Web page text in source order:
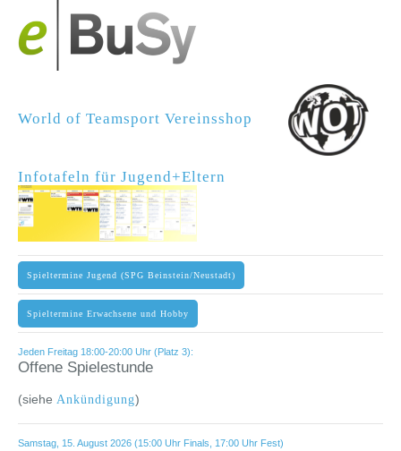
World of Teamsport Vereinsshop
Infotafeln für Jugend+Eltern
Spieltermine Jugend (SPG Beinstein/Neustadt)
Spieltermine Erwachsene und Hobby
Jeden Freitag 18:00-20:00 Uhr (Platz 3):
Offene Spielestunde
(siehe Ankündigung)
Samstag, 15. August 2026 (15:00 Uhr Finals, 17:00 Uhr Fest)